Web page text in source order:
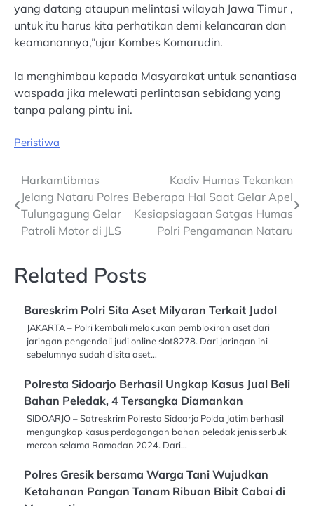
yang datang ataupun melintasi wilayah Jawa Timur ,
untuk itu harus kita perhatikan demi kelancaran dan
keamanannya,”ujar Kombes Komarudin.
Ia menghimbau kepada Masyarakat untuk senantiasa
waspada jika melewati perlintasan sebidang yang
tanpa palang pintu ini.
Peristiwa
Post
navigation
Harkamtibmas
Jelang Nataru Polres
Tulungagung Gelar
Patroli Motor di JLS
Kadiv Humas Tekankan
Beberapa Hal Saat Gelar Apel
Kesiapsiagaan Satgas Humas
Polri Pengamanan Nataru
Related Posts
Bareskrim Polri Sita Aset Milyaran Terkait Judol
JAKARTA – Polri kembali melakukan pemblokiran aset dari
jaringan pengendali judi online slot8278. Dari jaringan ini
sebelumnya sudah disita aset…
Polresta Sidoarjo Berhasil Ungkap Kasus Jual Beli
Bahan Peledak, 4 Tersangka Diamankan
SIDOARJO – Satreskrim Polresta Sidoarjo Polda Jatim berhasil
mengungkap kasus perdagangan bahan peledak jenis serbuk
mercon selama Ramadan 2024. Dari…
Polres Gresik bersama Warga Tani Wujudkan
Ketahanan Pangan Tanam Ribuan Bibit Cabai di